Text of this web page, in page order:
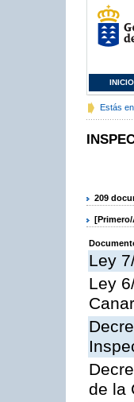
INICIO
Estás
209
Ley
Ley
de la